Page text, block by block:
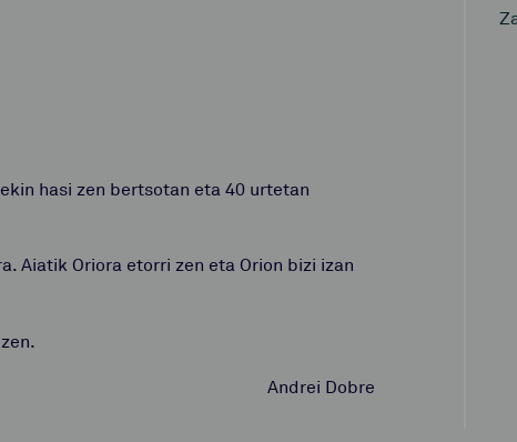
hasi zen bertsotan eta 40 urtetan
Aiatik Oriora etorri zen eta Orion bizi izan
Andrei Dobre